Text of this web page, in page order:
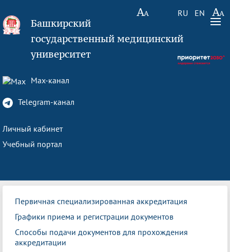
RU EN
Башкирский
государственный медицинский
университет
Max-канал
Telegram-канал
Личный кабинет
Учебный портал
Первичная специализированная аккредитация
Графики приема и регистрации документов
Способы подачи документов для прохождения
аккредитации